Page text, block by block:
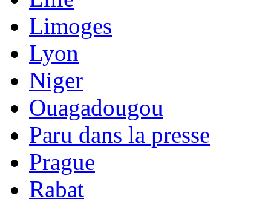
Limoges
Lyon
Niger
Ouagadougou
Paru dans la presse
Prague
Rabat